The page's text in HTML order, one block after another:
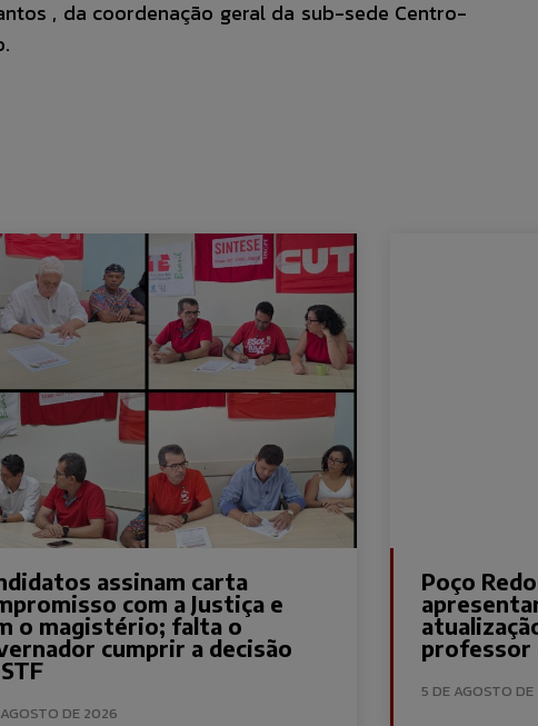
, da coordenação geral da sub-sede Centro-
assinam carta
com a Justiça e
o magistério; falta o
cumprir a decisão
DE 2026
Poço
professor
5 DE AGOSTO